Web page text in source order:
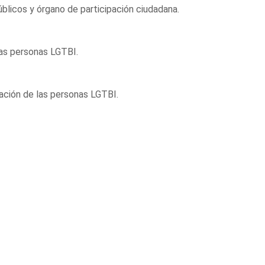
y órgano de participación ciudadana.
personas LGTBI.
de las personas LGTBI.